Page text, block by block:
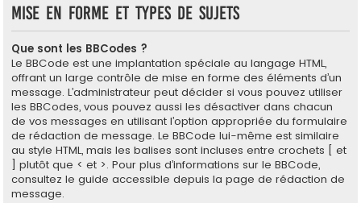
Mise en forme et types de sujets
Que sont les BBCodes ?
Le BBCode est une implantation spéciale au langage HTML,
offrant un large contrôle de mise en forme des éléments d’un
message. L’administrateur peut décider si vous pouvez utiliser
les BBCodes, vous pouvez aussi les désactiver dans chacun
de vos messages en utilisant l’option appropriée du formulaire
de rédaction de message. Le BBCode lui-même est similaire
au style HTML, mais les balises sont incluses entre crochets [ et
] plutôt que < et >. Pour plus d’informations sur le BBCode,
consultez le guide accessible depuis la page de rédaction de
message.